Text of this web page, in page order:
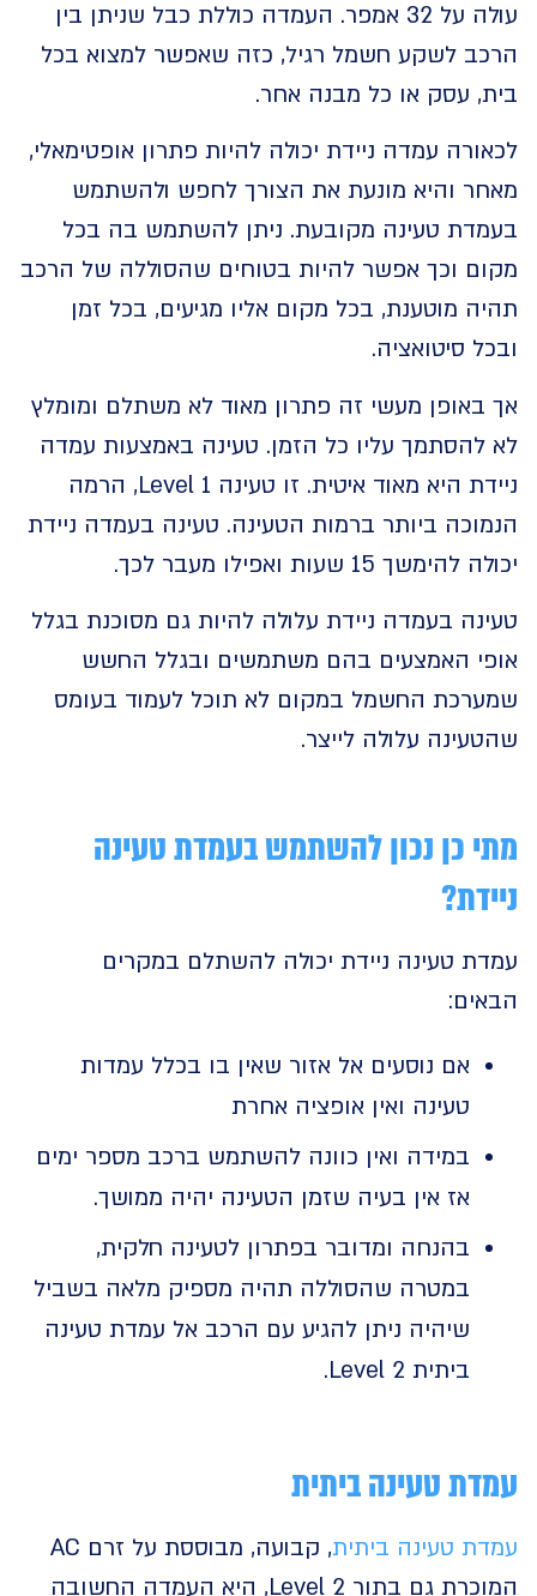
עולה על 32 אמפר. העמדה כוללת כבל שניתן בין
לשקע חשמל רגיל, כזה שאפשר למצוא בכל
עסק או כל מבנה אחר.
עמדה ניידת יכולה להיות פתרון אופטימאלי,
והיא מונעת את הצורך לחפש ולהשתמש
טעינה מקובעת. ניתן להשתמש בה בכל
וכך אפשר להיות בטוחים שהסוללה של הרכב
מוטענת, בכל מקום אליו מגיעים, בכל זמן
סיטואציה.
מעשי זה פתרון מאוד לא משתלם ומומלץ
עליו כל הזמן. טעינה באמצעות עמדה
ניידת היא מאוד איטית. זו טעינה Level 1, הרמה
ביותר ברמות הטעינה. טעינה בעמדה ניידת
15 שעות ואפילו מעבר לכך.
בעמדה ניידת עלולה להיות גם מסוכנת בגלל
האמצעים בהם משתמשים ובגלל החשש
החשמל במקום לא תוכל לעמוד בעומס
עלולה לייצר.
כן נכון להשתמש בעמדת טעינה
טעינה ניידת יכולה להשתלם במקרים
אם נוסעים אל אזור שאין בו בכלל עמדות
טעינה ואין אופציה אחרת
במידה ואין כוונה להשתמש ברכב מספר ימים
אז אין בעיה שזמן הטעינה יהיה ממושך.
בהנחה ומדובר בפתרון לטעינה חלקית,
במטרה שהסוללה תהיה מספיק מלאה בשביל
שיהיה ניתן להגיע עם הרכב אל עמדת טעינה
ביתית Level 2.
טעינה ביתית
טעינה ביתית
, קבועה, מבוססת על זרם AC
המוכרת גם בתור Level 2, היא העמדה החשובה